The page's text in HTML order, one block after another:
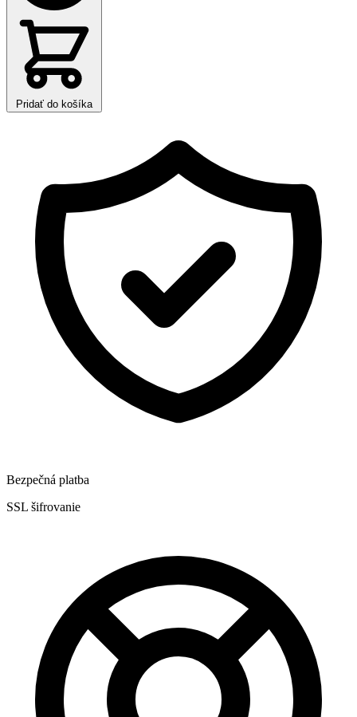
Pridať do košíka
Bezpečná platba
SSL šifrovanie